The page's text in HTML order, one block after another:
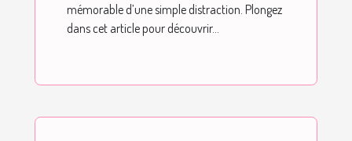
mémorable d’une simple distraction. Plongez
dans cet article pour découvrir...